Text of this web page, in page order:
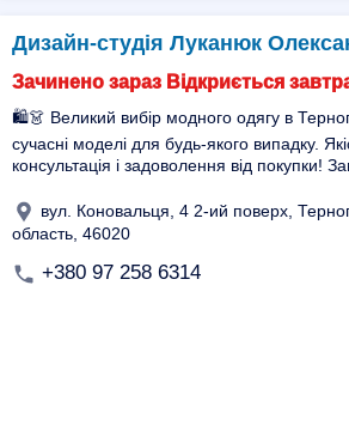
Дизайн-студія Луканюк
Зачинено зараз Відкриється
🛍️👗 Великий вибір модного одягу в
сучасні моделі для будь-якого випадку.
консультація і задоволення від покупки!
вул. Коновальця, 4 2-ий поверх,
область, 46020
+380 97 258 6314